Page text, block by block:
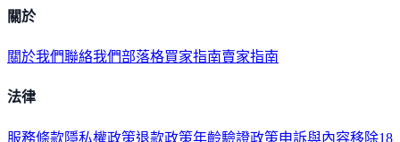
關於
關於我們聯絡我們部落格買家指南賣家指南
法律
服務條款隱私權政策退款政策年齡驗證政策申訴與內容移除18